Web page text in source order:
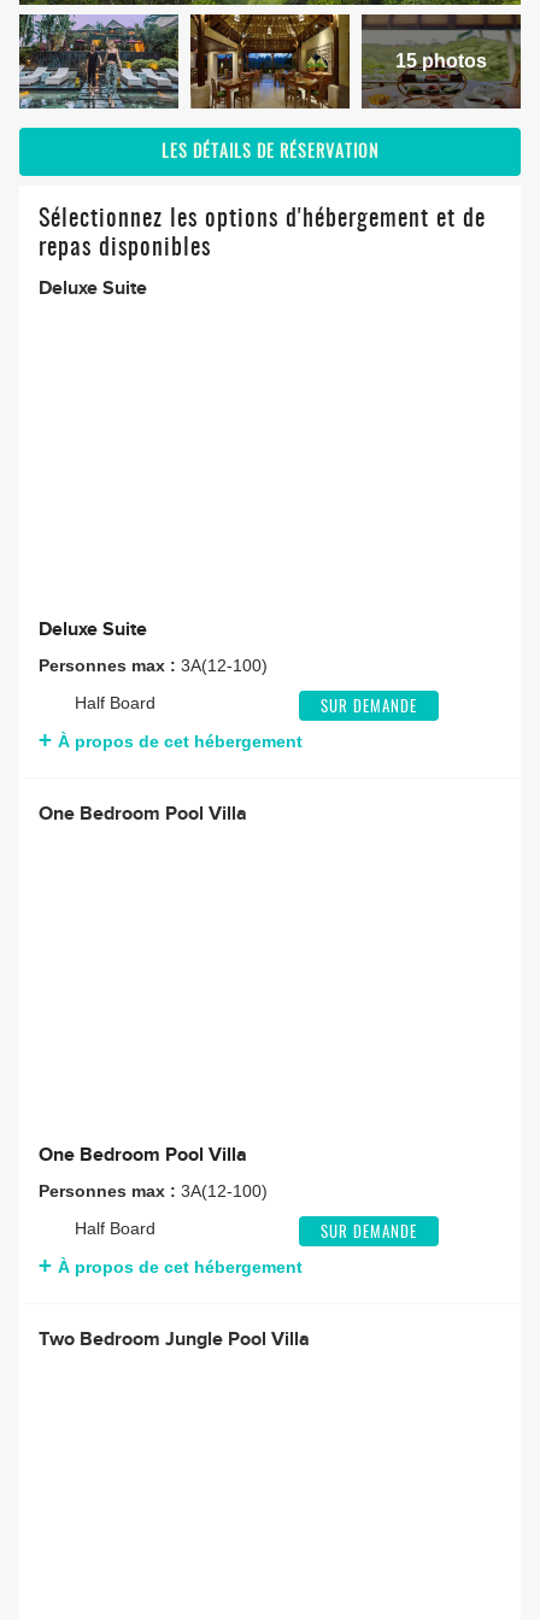
15 photos
LES DÉTAILS DE RÉSERVATION
Sélectionnez les options d'hébergement et de
repas disponibles
Deluxe Suite
Deluxe Suite
Personnes max : 3A(12-100)
Half Board
SUR DEMANDE
À propos de cet hébergement
One Bedroom Pool Villa
One Bedroom Pool Villa
Personnes max : 3A(12-100)
Half Board
SUR DEMANDE
À propos de cet hébergement
Two Bedroom Jungle Pool Villa